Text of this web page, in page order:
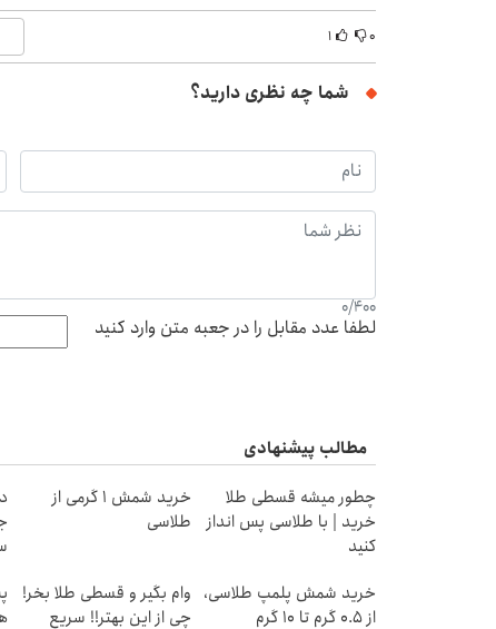
۰ ۱
شما چه نظری دارید؟
0/400
لطفا عدد مقابل را در جعبه متن وارد کنید
مطالب پیشنهادی
چطور میشه قسطی طلا
خرید | با طلاسی پس انداز
کنید
خرید شمش 1 گرمی از
طلاسی
خرید شمش پلمپ طلاسی،
از ۰.۵ گرم تا ۱۰ گرم
وام بگیر و قسطی طلا بخر!
چی از این بهتر!! سریع